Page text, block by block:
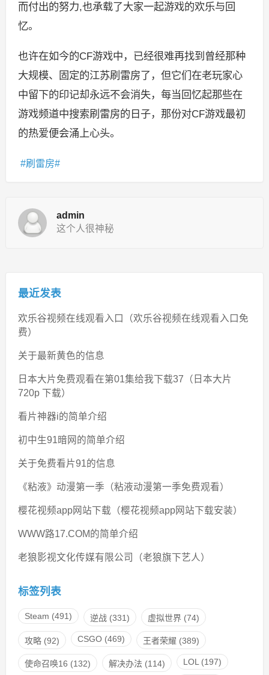
而付出的努力,也承载了大家一起游戏的欢乐与回
忆。
也许在如今的CF游戏中，已经很难再找到曾经那种
大规模、固定的江苏刷雷房了，但它们在老玩家心
中留下的印记却永远不会消失，每当回忆起那些在
游戏频道中搜索刷雷房的日子，那份对CF游戏最初
的热爱便会涌上心头。
刷雷房
admin
这个人很神秘
最近发表
欢乐谷视频在线观看入口（欢乐谷视频在线观看入口免
费）
关于最新黄色的信息
日本大片免费观看在第01集给我下载37（日本大片
720p 下载）
看片神器i的简单介绍
初中生91暗网的简单介绍
关于免费看片91的信息
《粘液》动漫第一季（粘液动漫第一季免费观看）
樱花视频app网站下载（樱花视频app网站下载安装）
WWW路17.COM的简单介绍
老狼影视文化传媒有限公司（老狼旗下艺人）
标签列表
Steam (491) 逆战(331) 虚拟世界(74)
攻略(92) CSGO(469) 王者荣耀 (389)
使命召唤16 (132) 解决办法 (114) LOL (197)